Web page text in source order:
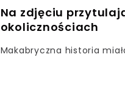
Na zdjęciu
okolicznościach
Makabryczna historia